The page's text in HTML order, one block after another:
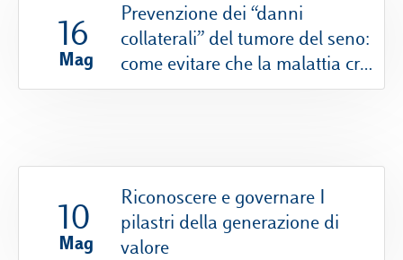
16
Mag
Prevenzione dei “danni
collaterali” del tumore del seno:
come evitare che la malattia crei
una penalizzazione anche
10
Mag
Riconoscere e governare I
pilastri della generazione di
valore